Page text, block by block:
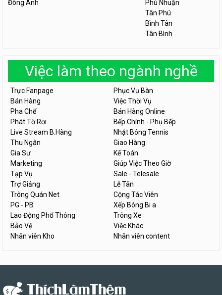
Đông Anh
Phú Nhuận
Tân Phú
Bình Tân
Tân Bình
Việc làm theo ngành nghề
Trực Fanpage
Phục Vụ Bàn
Bán Hàng
Việc Thời Vụ
Pha Chế
Bán Hàng Online
Phát Tờ Rơi
Bếp Chính - Phụ Bếp
Live Stream B.Hàng
Nhặt Bóng Tennis
Thu Ngân
Giao Hàng
Gia Sư
Kế Toán
Marketing
Giúp Việc Theo Giờ
Tạp Vụ
Sale - Telesale
Trợ Giảng
Lễ Tân
Trông Quán Net
Cộng Tác Viên
PG - PB
Xếp Bóng Bi a
Lao Động Phổ Thông
Trông Xe
Bảo Vệ
Việc Khác
Nhân viên Kho
Nhân viên content